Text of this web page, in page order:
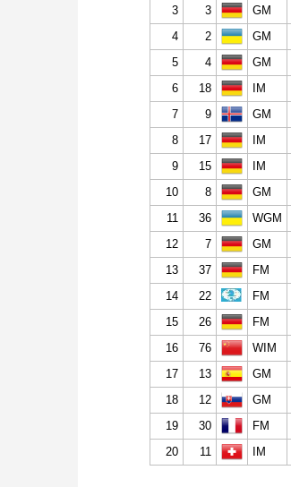
3
3 GM
4
2 GM
5
4 GM
6
18 IM
7
9 GM
8
17 IM
9
15 IM
10
8 GM
11
36 WGM
12
7 GM
13
37 FM
14
22 FM
15
26 FM
16
76 WIM
17
13 GM
18
12 GM
19
30 FM
20
11 IM